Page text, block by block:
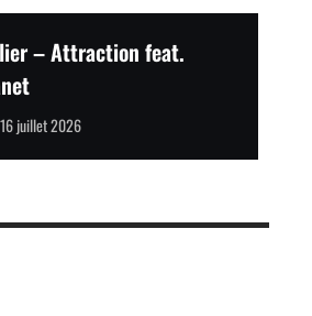
– Attraction feat.
16 juillet 2026